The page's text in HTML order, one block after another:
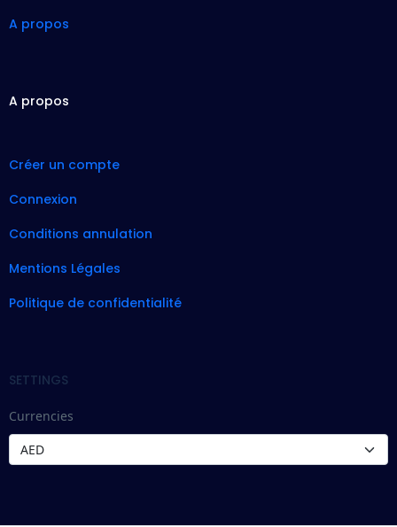
A propos
A propos
Créer un compte
Connexion
Conditions annulation
Mentions Légales
Politique de confidentialité
SETTINGS
Currencies